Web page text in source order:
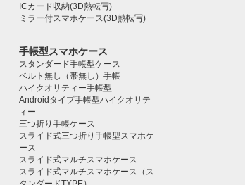
ICカード収納(3D熱転写)
ミラー付スマホケース(3D熱転写)
手帳型スマホケース
スタンダード手帳型ケース
ベルト無し（帯無し）手帳
ハイクオリティー手帳型
Androidタイプ手帳型ハイクオリテ
ィー
三つ折り手帳ケース
スライド式三つ折り手帳型スマホケ
ース
スライド式マルチスマホケース
スライド式マルチスマホケース（ス